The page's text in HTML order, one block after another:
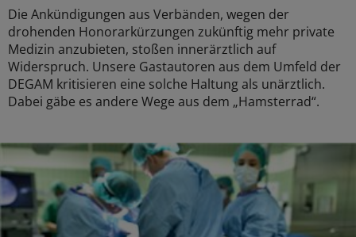
Die Ankündigungen aus Verbänden, wegen der
drohenden Honorarkürzungen zukünftig mehr private
Medizin anzubieten, stoßen innerärztlich auf
Widerspruch. Unsere Gastautoren aus dem Umfeld der
DEGAM kritisieren eine solche Haltung als unärztlich.
Dabei gäbe es andere Wege aus dem „Hamsterrad“.